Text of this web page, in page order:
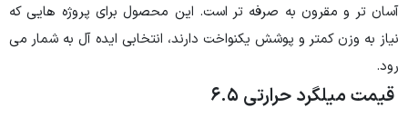
آسان تر و مقرون به صرفه تر است. این محصول برای پروژه هایی که
نیاز به وزن کمتر و پوشش یکنواخت دارند، انتخابی ایده آل به شمار می
رود.
قیمت میلگرد حرارتی ۶.۵